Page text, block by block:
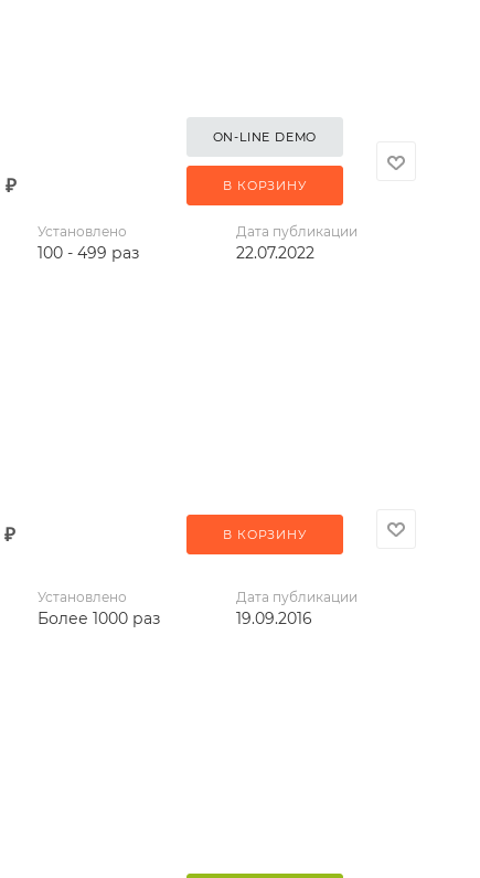
ON-LINE DEMO
₽ В КОРЗИНУ
Установлено
100 - 499 раз
Дата публикации
22.07.2022
₽ В КОРЗИНУ
Установлено
Более 1000 раз
Дата публикации
19.09.2016